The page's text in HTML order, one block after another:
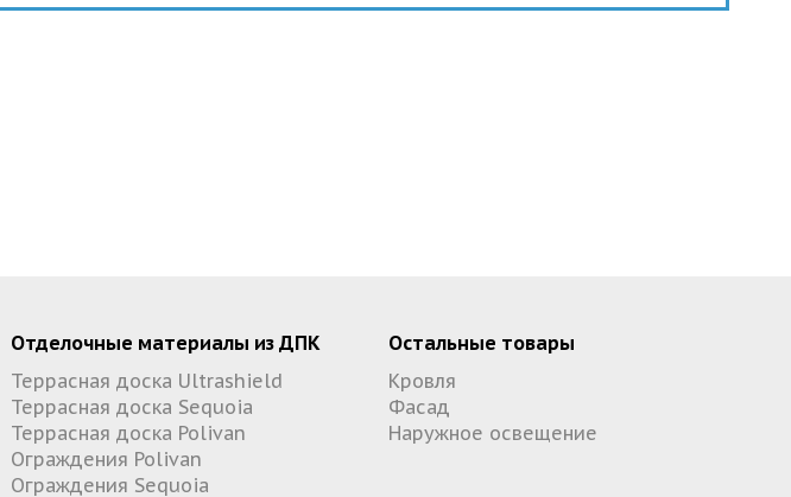
Отделочные материалы из ДПК
Террасная доска Ultrashield
Террасная доска Sequoia
Террасная доска Polivan
Ограждения Polivan
Ограждения Sequoia
Остальные товары
Кровля
Фасад
Наружное освещение